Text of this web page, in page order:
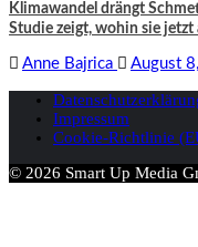
Klimawandel drängt
Studie zeigt, wohin sie jetzt
Anne Bajrica August
Impressum
Cookie-Richtlinie
© 2026 Smart Up Media